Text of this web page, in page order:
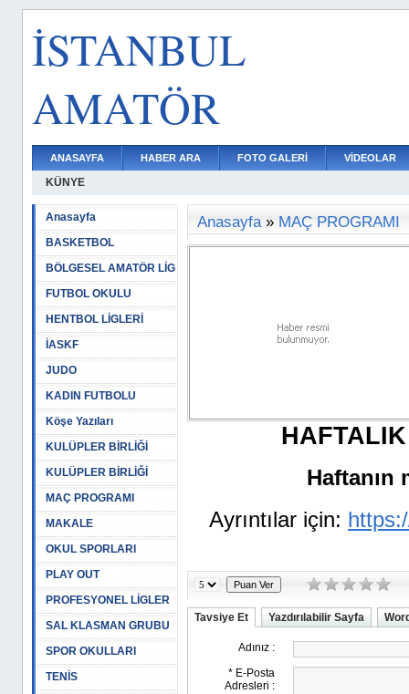
İSTANBUL
AMATÖR
ANASAYFA HABER ARA FOTO GALERİ VİDEOLAR
KÜNYE
Anasayfa
BASKETBOL
BÖLGESEL AMATÖR LİG
FUTBOL OKULU
HENTBOL LİGLERİ
İASKF
JUDO
KADIN FUTBOLU
Köşe Yazıları
KULÜPLER BİRLİĞİ
KULÜPLER BİRLİĞİ
MAÇ PROGRAMI
MAKALE
OKUL SPORLARI
PLAY OUT
PROFESYONEL LİGLER
SAL KLASMAN GRUBU
SPOR OKULLARI
TENİS
Anasayfa» MAÇ PROGRAMI
Haftanın
Ayrıntılar için:
Tavsiye Et Yazdırılabilir Sayfa